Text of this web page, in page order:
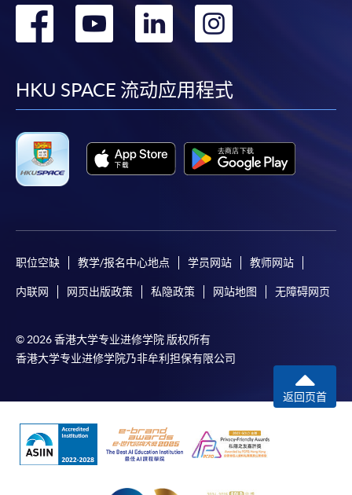
支票或缴费灵（只限网上付款）方式缴交之款项，将
以支票退款；以信用卡缴交之款项，退款将直接退还
除本学院网页所列明的学费外，个别课程或有其他额
外收费，详情请联络有关学科职员。
其他课程，惟学院对特殊情况，可酌情处理。转读申
请一经批准，学员须缴付港币120元手续费。
学院对邮递失误而遗失的支票或本票、付款收据或个
若学员有意申请付款证明书，请把填妥之申请表、贴
每张收据申请费用为港币30 元。支票抬头注明「香
港大学专业进修学院」。
转
facebook
转
youtube
转
linkedin
HKU SPACE 流动应用程式
职位空缺 教学/报名中心地点 学员网站 教师网站
内联网 网页出版政策 私隐政策 网站地图 无障碍网页
© 2026 香港大学专业进修学院 版权所有
香港大学专业进修学院乃非牟利担保有限公司
返回页首